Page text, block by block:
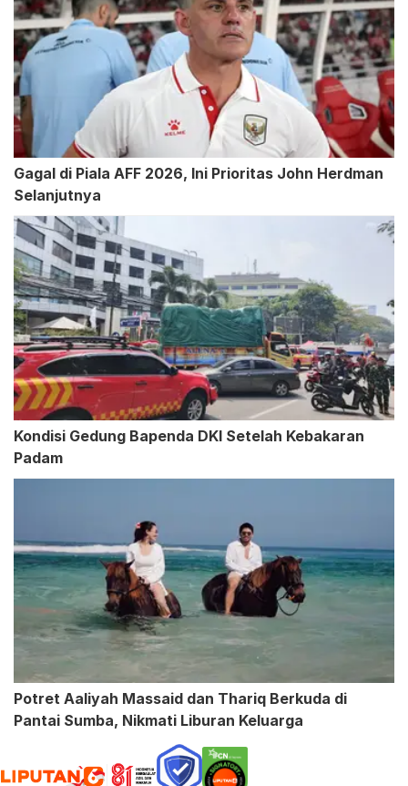
Gagal di Piala AFF 2026, Ini Prioritas John Herdman
Selanjutnya
Kondisi Gedung Bapenda DKI Setelah Kebakaran
Padam
Potret Aaliyah Massaid dan Thariq Berkuda di
Pantai Sumba, Nikmati Liburan Keluarga